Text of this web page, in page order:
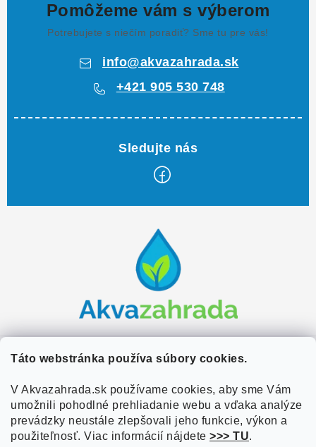
Táto webstránka používa súbory cookies.
V Akvazahrada.sk používame cookies, aby sme Vám
umožnili pohodlné prehliadanie webu a vďaka analýze
prevádzky neustále zlepšovali jeho funkcie, výkon a
použiteľnosť. Viac informácií nájdete >>> TU.
Pomôžeme vám s výberom
Potrebujete s niečím poradiť? Sme tu pre vás!
info@akvazahrada.sk
+421 905 530 748
e
Zákaznícky servis
Doprava a platba
Obchodné podmienky
Užitočné informácie
O nás
Referencie
Overené zákazníkmi